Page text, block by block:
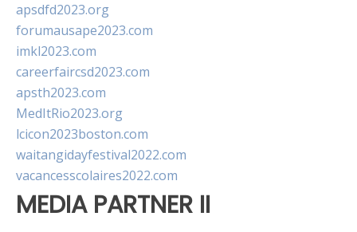
apsdfd2023.org
forumausape2023.com
imkl2023.com
careerfaircsd2023.com
apsth2023.com
MedItRio2023.org
lcicon2023boston.com
waitangidayfestival2022.com
vacancesscolaires2022.com
MEDIA PARTNER II